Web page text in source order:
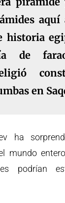
aquí
historia
de
en
ha
mundo
podrían